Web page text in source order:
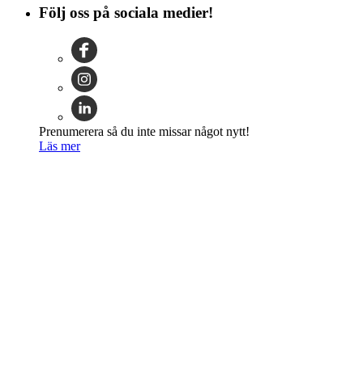
Följ oss på sociala medier!
Prenumerera så du inte missar något nytt!
Läs mer